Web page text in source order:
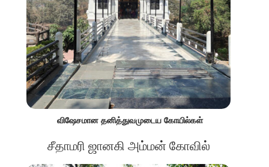
விஷேசமான தனித்துவமுடைய கோயில்கள்
சீதாமரி ஜானகி அம்மன் கோவில்